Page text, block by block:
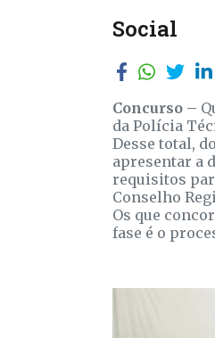
Social
Concurso –
da Polícia
Desse total,
apresentar a
requisitos
Conselho
Os que
fase é o